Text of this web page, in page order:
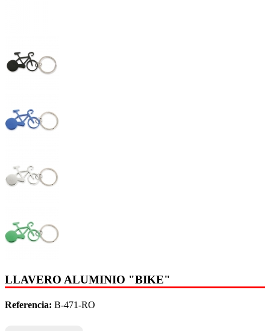
LLAVERO ALUMINIO "BIKE"
Referencia: B-471-RO